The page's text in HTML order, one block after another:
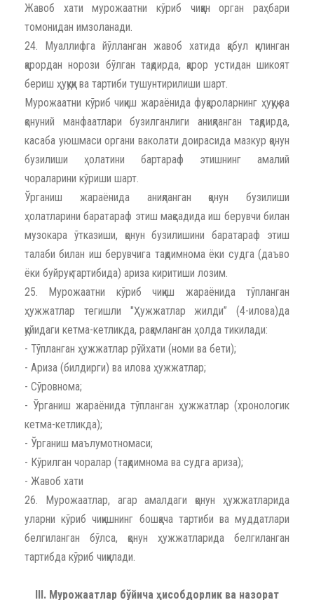
Жавоб хати мурожаатни кўриб чиққан орган раҳбари
томонидан имзоланади.
24. Муаллифга йўлланган жавоб хатида қабул қилинган
қарордан норози бўлган тақдирда, қарор устидан шикоят
бериш ҳуқуқи ва тартиби тушунтирилиши шарт.
Мурожаатни кўриб чиқиш жараёнида фуқароларнинг ҳуқуқ ва
қонуний манфаатлари бузилганлиги аниқланган тақдирда,
касаба уюшмаси органи ваколати доирасида мазкур қонун
бузилиши ҳолатини бартараф этишнинг амалий
чораларини кўриши шарт.
Ўрганиш жараёнида аниқланган қонун бузилиши
ҳолатларини баратараф этиш мақсадида иш берувчи билан
музокара ўтказиши, қонун бузилишини баратараф этиш
талаби билан иш берувчига тақдимнома ёки судга (даъво
ёки буйруқ тартибида) ариза киритиши лозим.
25. Мурожаатни кўриб чиқиш жараёнида тўпланган
ҳужжатлар тегишли "Ҳужжатлар жилди” (4-илова)да
қуйидаги кетма-кетликда, рақамланган ҳолда тикилади:
- Тўпланган ҳужжатлар рўйхати (номи ва бети);
- Ариза (билдирги) ва илова ҳужжатлар;
- Сўровнома;
- Ўрганиш жараёнида тўпланган ҳужжатлар (хронологик
кетма-кетликда);
- Ўрганиш маълумотномаси;
- Кўрилган чоралар (тақдимнома ва судга ариза);
- Жавоб хати
26. Мурожаатлар, агар амалдаги қонун ҳужжатларида
уларни кўриб чиқишнинг бошқача тартиби ва муддатлари
белгиланган бўлса, қонун ҳужжатларида белгиланган
тартибда кўриб чиқилади.
III. Мурожаатлар бўйича ҳисобдорлик ва назорат